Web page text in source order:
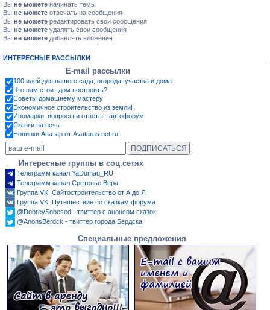
Вы не можете начинать темы
Вы не можете отвечать на сообщения
Вы не можете редактировать свои сообщения
Вы не можете удалять свои сообщения
Вы не можете добавлять вложения
ИНТЕРЕСНЫЕ РАССЫЛКИ
E-mail рассылки
100 идей для вашего сада, огорода, участка и дома
Что нам стоит дом построить?
Советы домашнему мастеру
Экономичное строительство из земли!
Иномарки: вопросы и ответы - автофорум
Сказки на ночь
Новинки Аватар от Avataras.net.ru
Интересные группы в соц.сетях
Телеграмм канал YaDumau_RU
Телеграмм канал Сретенье.Вера
Группа VK: Сайтостроительство от А до Я
Группа VK: Путешествие по сказкам форума
@DobreySobesed - твиттер с анонсом сказок
@AnonsBerdck - твиттер города Бердска
Специальные предложения